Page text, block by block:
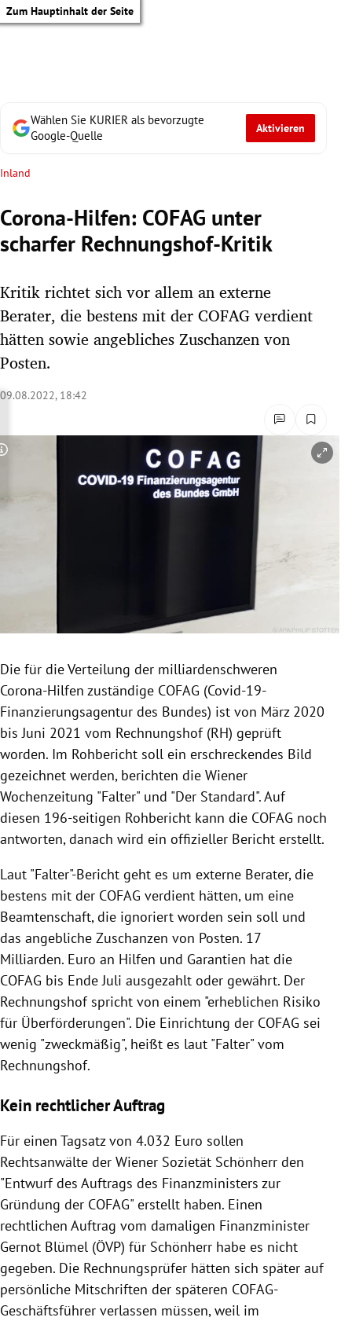
Zum Hauptinhalt der Seite
Untermenü
Untermenü
Untermenü
Untermenü
Untermenü
Untermenü
Untermenü
Wählen Sie KURIER als bevorzugte
Google-Quelle
Aktivieren
Inland
Corona-Hilfen: COFAG unter
scharfer Rechnungshof-Kritik
Kritik richtet sich vor allem an externe
Berater, die bestens mit der COFAG verdient
hätten sowie angebliches Zuschanzen von
Posten.
09.08.2022, 18:42
Copyright-Hinweis öffnen/schließen
Die für die Verteilung der milliardenschweren
Corona-Hilfen zuständige COFAG (Covid-19-
Finanzierungsagentur des Bundes) ist von März 2020
bis Juni 2021 vom Rechnungshof (RH) geprüft
worden. Im Rohbericht soll ein erschreckendes Bild
gezeichnet werden, berichten die Wiener
Wochenzeitung "Falter" und "Der Standard". Auf
diesen 196-seitigen Rohbericht kann die COFAG noch
antworten, danach wird ein offizieller Bericht erstellt.
Laut "Falter"-Bericht geht es um externe Berater, die
bestens mit der COFAG verdient hätten, um eine
Beamtenschaft, die ignoriert worden sein soll und
das angebliche Zuschanzen von Posten. 17
Milliarden. Euro an Hilfen und Garantien hat die
COFAG bis Ende Juli ausgezahlt oder gewährt. Der
Rechnungshof spricht von einem "erheblichen Risiko
für Überförderungen". Die Einrichtung der COFAG sei
wenig "zweckmäßig", heißt es laut "Falter" vom
Rechnungshof.
Kein rechtlicher Auftrag
Für einen Tagsatz von 4.032 Euro sollen
Rechtsanwälte der Wiener Sozietät Schönherr den
"Entwurf des Auftrags des Finanzministers zur
Gründung der COFAG" erstellt haben. Einen
rechtlichen Auftrag vom damaligen Finanzminister
Gernot Blümel (ÖVP) für Schönherr habe es nicht
gegeben. Die Rechnungsprüfer hätten sich später auf
persönliche Mitschriften der späteren COFAG-
Geschäftsführer verlassen müssen, weil im